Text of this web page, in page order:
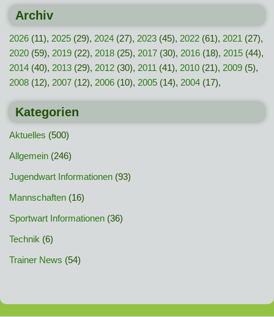
Archiv
2026 (11), 2025 (29), 2024 (27), 2023 (45), 2022 (61), 2021 (27),
2020 (59), 2019 (22), 2018 (25), 2017 (30), 2016 (18), 2015 (44),
2014 (40), 2013 (29), 2012 (30), 2011 (41), 2010 (21), 2009 (5),
2008 (12), 2007 (12), 2006 (10), 2005 (14), 2004 (17),
Kategorien
Aktuelles (500)
Allgemein (246)
Jugendwart Informationen (93)
Mannschaften (16)
Sportwart Informationen (36)
Technik (6)
Trainer News (54)